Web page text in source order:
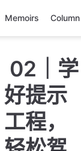
Memoirs Column
02｜学
好提示
工程，